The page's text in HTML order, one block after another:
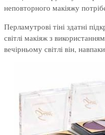
неповторного макіяжу
Перламутрові тіні здатні
світлі макіяж з
вечірньому світлі він,